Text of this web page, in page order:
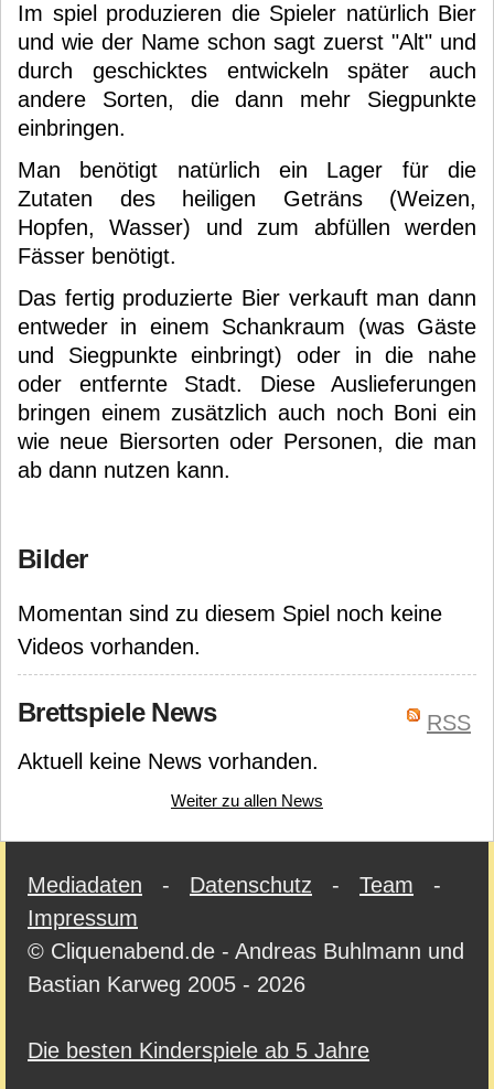
Im spiel produzieren die Spieler natürlich Bier
und wie der Name schon sagt zuerst "Alt" und
durch geschicktes entwickeln später auch
andere Sorten, die dann mehr Siegpunkte
einbringen.
Man benötigt natürlich ein Lager für die
Zutaten des heiligen Geträns (Weizen,
Hopfen, Wasser) und zum abfüllen werden
Fässer benötigt.
Das fertig produzierte Bier verkauft man dann
entweder in einem Schankraum (was Gäste
und Siegpunkte einbringt) oder in die nahe
oder entfernte Stadt. Diese Auslieferungen
bringen einem zusätzlich auch noch Boni ein
wie neue Biersorten oder Personen, die man
ab dann nutzen kann.
Bilder
Momentan sind zu diesem Spiel noch keine
Videos vorhanden.
RSS
Brettspiele News
Aktuell keine News vorhanden.
Weiter zu allen News
Mediadaten - Datenschutz - Team -
Impressum
© Cliquenabend.de - Andreas Buhlmann und
Bastian Karweg 2005 - 2026
Die besten Kinderspiele ab 5 Jahre